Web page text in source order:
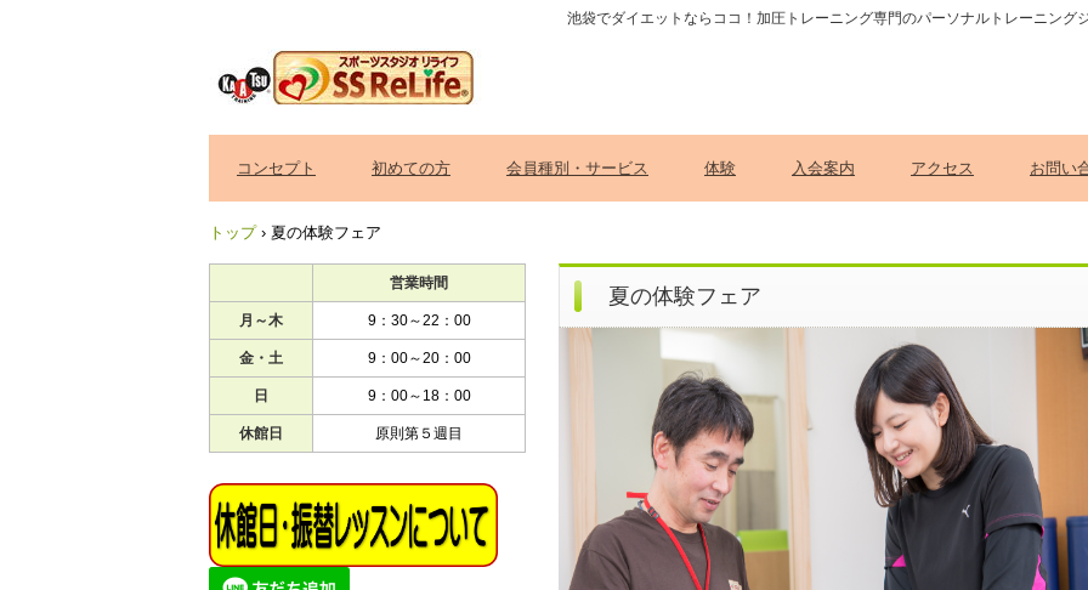
池袋でダイエットならココ！加圧トレーニング専門のパーソナルトレーニン
コンセプト 初めての方 会員種別・サービス 体験 入会案内 アクセス お問い
トップ › 夏の体験フェア
夏の体験フェア
営業時間
月～木 9：30～22：00
金・土 9：00～20：00
日 9：00～18：00
休館日 原則第５週目